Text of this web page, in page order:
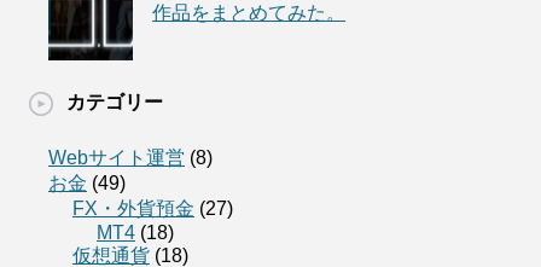
作品をまとめてみた。
カテゴリー
Webサイト運営 (8)
お金 (49)
FX・外貨預金 (27)
MT4 (18)
仮想通貨 (18)